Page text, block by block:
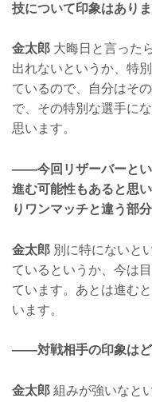
技について印象はあり
金太郎 大晦日と言った
出れないというか、特
ているので、自分はそ
で、その特別な選手に
思います。
——今回リザーバーとい
進む可能性もあると思
りワンマッチと違う部
金太郎 別に特にないと
ているというか、今は
ています。あとは進む
います。
——対戦相手の印象はど
金太郎 組みが強いなと